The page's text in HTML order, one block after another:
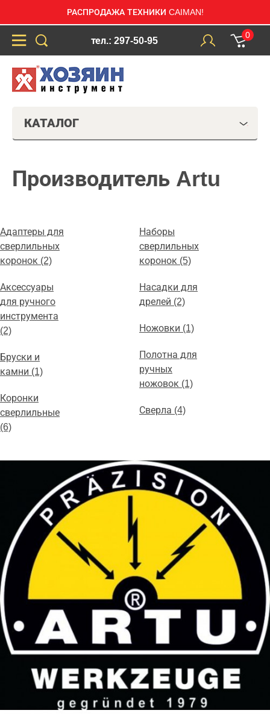
РАСПРОДАЖА ТЕХНИКИ CAIMAN!
тел.: 297-50-95
0
КАТАЛОГ
Производитель Artu
Адаптеры для
сверлильных
коронок (2)
Аксессуары
для ручного
инструмента
(2)
Бруски и
камни (1)
Коронки
сверлильные
(6)
Наборы
сверлильных
коронок (5)
Насадки для
дрелей (2)
Ножовки (1)
Полотна для
ручных
ножовок (1)
Сверла (4)